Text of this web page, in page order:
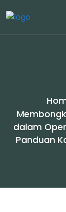
dalam
Panduan